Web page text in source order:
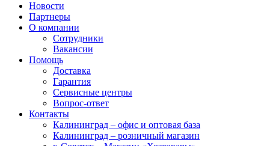
Новости
Партнеры
О компании
Сотрудники
Вакансии
Помощь
Доставка
Гарантия
Сервисные центры
Вопрос-ответ
Контакты
Калининград – офис и оптовая база
Калининград – розничный магазин